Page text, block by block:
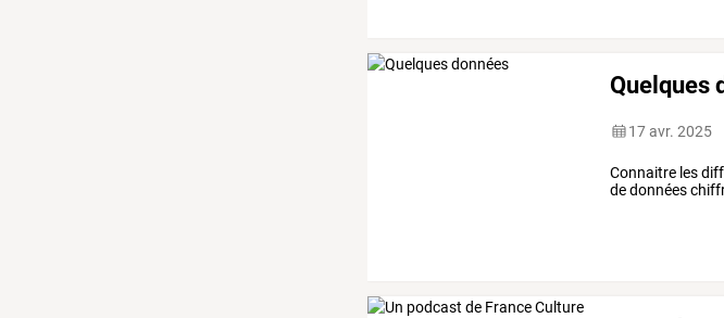
Quelques
17 avr. 2025
Connaitre les
de données